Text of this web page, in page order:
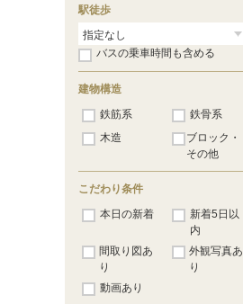
駅徒歩
バスの乗車時間も含める
建物構造
鉄筋系
鉄骨系
木造
ブロック・
その他
こだわり条件
本日の新着
新着5日以
内
間取り図あ
り
外観写真あ
り
動画あり